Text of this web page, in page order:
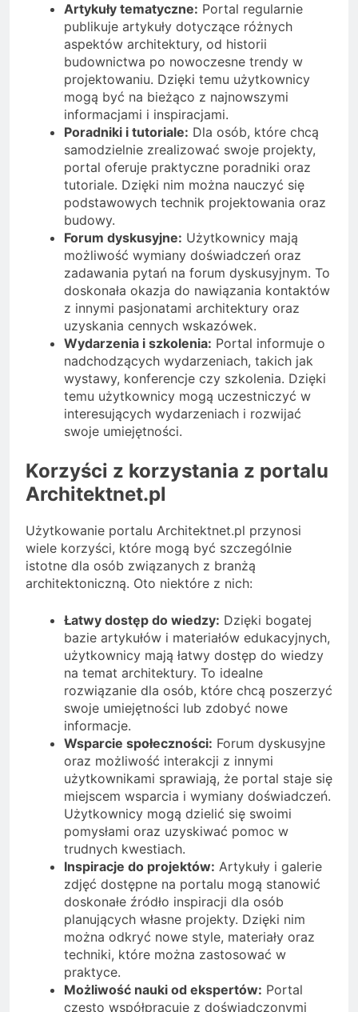
Artykuły tematyczne: Portal regularnie
publikuje artykuły dotyczące różnych
aspektów architektury, od historii
budownictwa po nowoczesne trendy w
projektowaniu. Dzięki temu użytkownicy
mogą być na bieżąco z najnowszymi
informacjami i inspiracjami.
Poradniki i tutoriale: Dla osób, które chcą
samodzielnie zrealizować swoje projekty,
portal oferuje praktyczne poradniki oraz
tutoriale. Dzięki nim można nauczyć się
podstawowych technik projektowania oraz
budowy.
Forum dyskusyjne: Użytkownicy mają
możliwość wymiany doświadczeń oraz
zadawania pytań na forum dyskusyjnym. To
doskonała okazja do nawiązania kontaktów
z innymi pasjonatami architektury oraz
uzyskania cennych wskazówek.
Wydarzenia i szkolenia: Portal informuje o
nadchodzących wydarzeniach, takich jak
wystawy, konferencje czy szkolenia. Dzięki
temu użytkownicy mogą uczestniczyć w
interesujących wydarzeniach i rozwijać
swoje umiejętności.
Korzyści z korzystania z portalu
Architektnet.pl
Użytkowanie portalu Architektnet.pl przynosi
wiele korzyści, które mogą być szczególnie
istotne dla osób związanych z branżą
architektoniczną. Oto niektóre z nich:
Łatwy dostęp do wiedzy: Dzięki bogatej
bazie artykułów i materiałów edukacyjnych,
użytkownicy mają łatwy dostęp do wiedzy
na temat architektury. To idealne
rozwiązanie dla osób, które chcą poszerzyć
swoje umiejętności lub zdobyć nowe
informacje.
Wsparcie społeczności: Forum dyskusyjne
oraz możliwość interakcji z innymi
użytkownikami sprawiają, że portal staje się
miejscem wsparcia i wymiany doświadczeń.
Użytkownicy mogą dzielić się swoimi
pomysłami oraz uzyskiwać pomoc w
trudnych kwestiach.
Inspiracje do projektów: Artykuły i galerie
zdjęć dostępne na portalu mogą stanowić
doskonałe źródło inspiracji dla osób
planujących własne projekty. Dzięki nim
można odkryć nowe style, materiały oraz
techniki, które można zastosować w
praktyce.
Możliwość nauki od ekspertów: Portal
często współpracuje z doświadczonymi